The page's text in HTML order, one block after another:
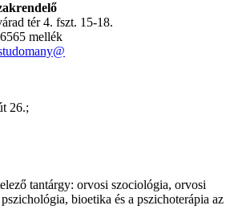
tér 4. fszt. 15-18.
mellék
26.;
tantárgy: orvosi szociológia, orvosi
bioetika és a pszichoterápia az